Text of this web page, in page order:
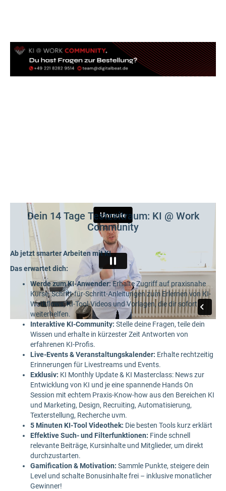
Dein 14 Tage Testzeitraum: KI @ Work
Community
Ab jetzt smarter Arbeiten mit KI
Das erwartet dich:
Werde zum KI-Anwender: Erhalte Zugriff auf praxisnahe
Kurse, Schritt-für-Schritt-Anleitungen zum Erlernen von KI-
Workflows, KI-Tool-Videos und Vorlagen, die dir sofort
weiterhelfen.
Interaktive KI-Community: Stelle deine Fragen, teile dein
Wissen und erhalte in kürzester Zeit Antworten von
erfahrenen KI-Profis.
Live-Events & Veranstaltungskalender: Erhalte rechtzeitig
Erinnerungen für Livestreams und Events.
Exklusiv: KI Monthly Update & KI Masterclass: News zur
Entwicklung von KI und je eine spannende Hands On
Session mit echtem Praxis-Know-how aus den Bereichen KI
und Marketing, Design, Recruiting, Automatisierung,
Texterstellung, Recherche uvm.
5 Minuten KI-Tool Videothek: Die besten Tools kurz erklärt
Effektive Such- und Filterfunktionen: Finde schnell
relevante Beiträge, Kursinhalte und Mitglieder, um direkt
durchzustarten.
Gamification & Motivation: Sammle Punkte, steigere dein
Level und schalte Bonusinhalte frei – inklusive monatlicher
Gewinner!